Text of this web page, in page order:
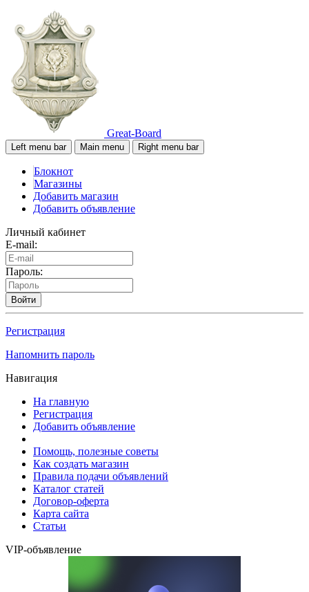
Great-Board
Left menu bar Main menu Right menu bar
Блокнот
Магазины
Добавить магазин
Добавить объявление
Личный кабинет
E-mail:
Пароль:
Войти
Регистрация
Напомнить пароль
Навигация
На главную
Регистрация
Добавить объявление
Помощь, полезные советы
Как создать магазин
Правила подачи объявлений
Каталог статей
Договор-оферта
Карта сайта
Статьи
VIP-объявление